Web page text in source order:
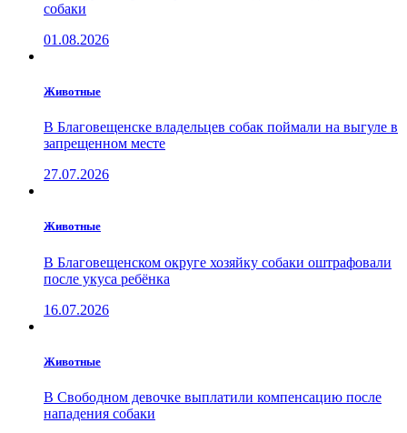
собаки
01.08.2026
Животные
В Благовещенске владельцев собак поймали на выгуле в
запрещенном месте
27.07.2026
Животные
В Благовещенском округе хозяйку собаки оштрафовали
после укуса ребёнка
16.07.2026
Животные
В Свободном девочке выплатили компенсацию после
нападения собаки